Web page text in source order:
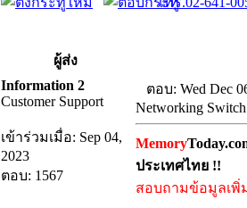
ผู้ส่ง
Information 2
Customer Support
เข้าร่วมเมื่อ: Sep 04,
2023
ตอบ: 1567
ตอบ: Wed Dec
Networking
Memory
ประเทศไทย !!
สอบถามข้อมูลเพิ่